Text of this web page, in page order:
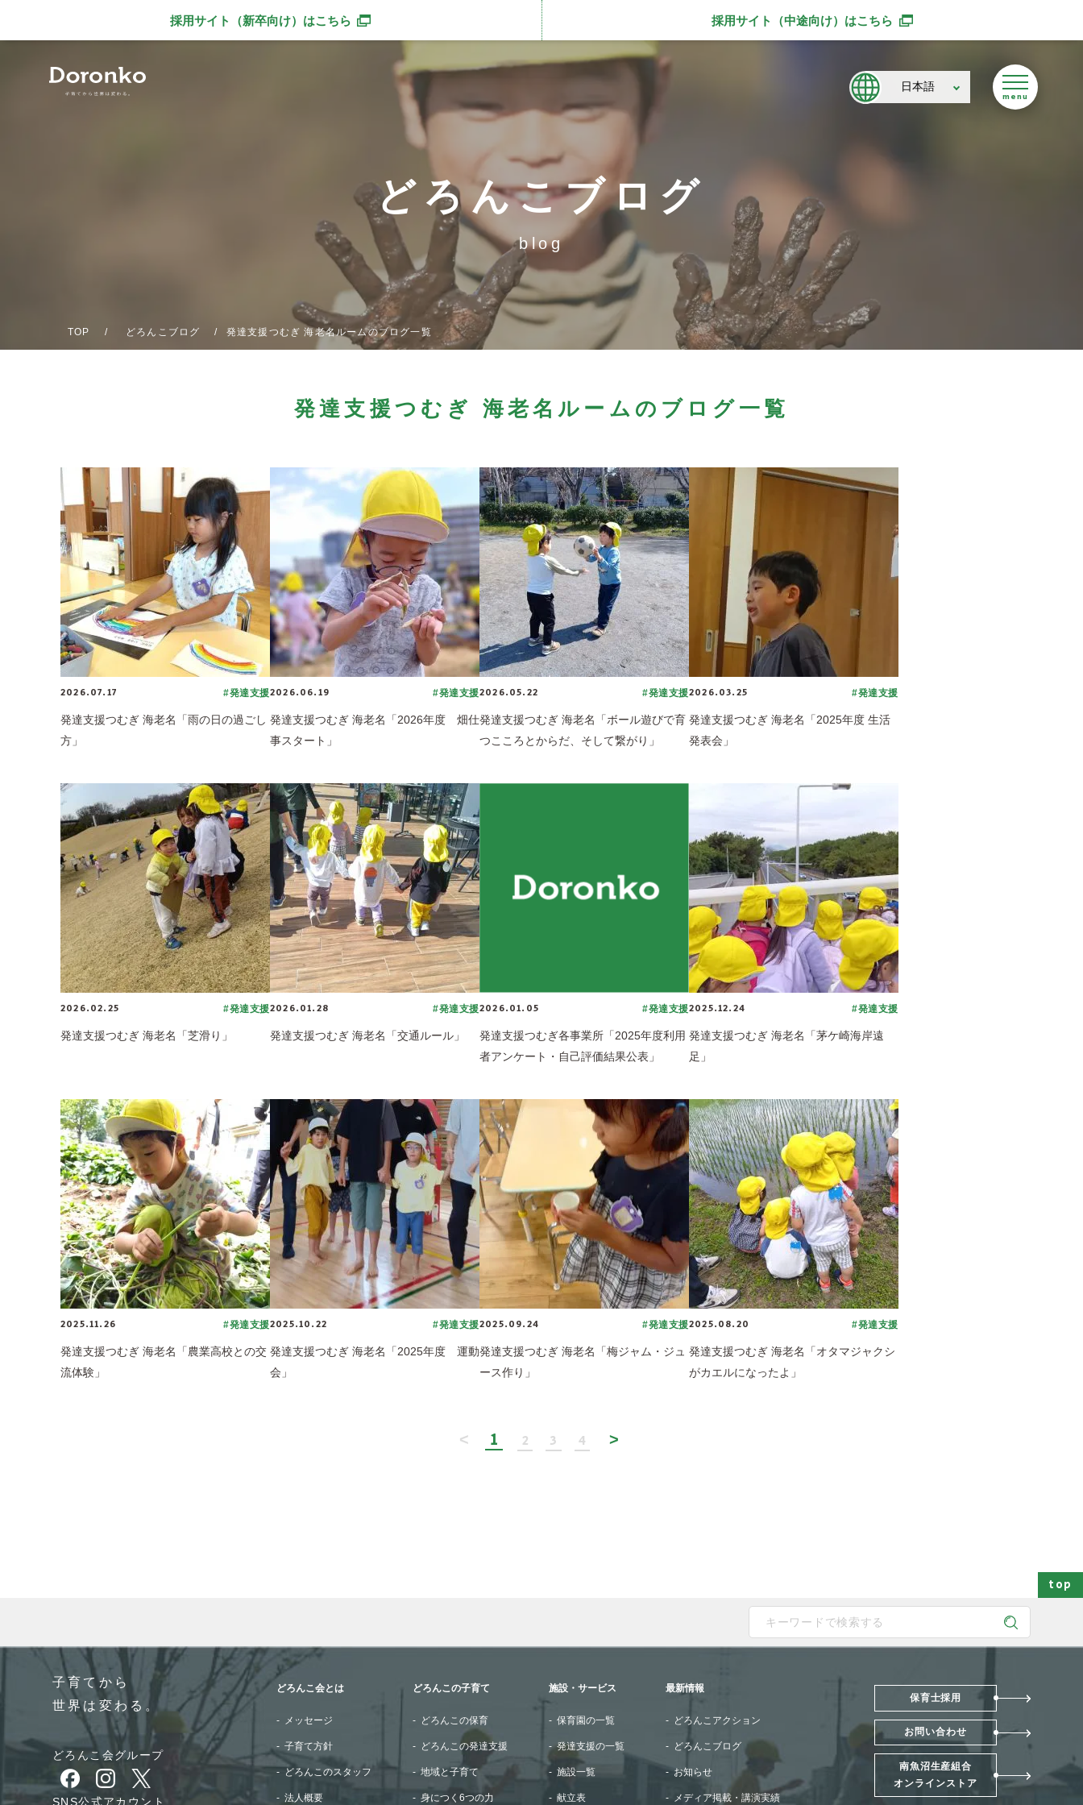
採用サイト（新卒向け） はこちら
別ウィンドウで開きます 採用サイト（中途向け） はこちら
別ウィンドウで開きます
日本語
どろんこブログ
blog
TOP どろんこブログ 発達支援つむぎ 海老名ルームのブログ一覧
発達支援つむぎ 海老名ルームのブログ一覧
2026.07.17
発達支援つむぎ 海老名「雨の日の過ごし
方」
#発達支援2026.06.19
発達支援つむぎ 海老名「2026年度 畑仕
事スタート」
#発達支援2026.05.22
発達支援つむぎ 海老名「ボール遊びで育
つこころとからだ、そして繋がり」
#発達支援2026.03.25
発達支援つむぎ 海老名「2025年度 生活
発表会」
#発達支援
2026.02.25
発達支援つむぎ 海老名「芝滑り」
#発達支援2026.01.28
発達支援つむぎ 海老名「交通ルール」
#発達支援2026.01.05
発達支援つむぎ各事業所「2025年度利用
者アンケート・自己評価結果公表」
#発達支援2025.12.24
発達支援つむぎ 海老名「茅ケ崎海岸遠
足」
#発達支援
2025.11.26
発達支援つむぎ 海老名「農業高校との交
流体験」
#発達支援2025.10.22
発達支援つむぎ 海老名「2025年度 運動
会」
#発達支援2025.09.24
発達支援つむぎ 海老名「梅ジャム・ジュ
ース作り」
#発達支援2025.08.20
発達支援つむぎ 海老名「オタマジャクシ
がカエルになったよ」
#発達支援
< 1 2 3 4 >
top
When autocomplete results are available use up and down arrows to review and enter to go to the desired page. Touch device users, explore by touch or with swipe gestures.
子育てから
世界は変わる。
どろんこ会グループ
別ウィンドウで開きます
別ウィンドウで開きます
別ウィンドウで開きます
SNS公式アカウント
どろんこ会とは
メッセージ
子育て方針
どろんこのスタッフ
法人概要
どろんこの子育て
どろんこの保育
どろんこの発達支援
地域と子育て
身につく6つの力
施設・サービス
保育園の一覧
発達支援の一覧
施設一覧
献立表
最新情報
どろんこアクション
どろんこブログ
お知らせ
メディア掲載・講演実績
保育士採用
お問い合わせ
南魚沼生産組合
オンラインストア